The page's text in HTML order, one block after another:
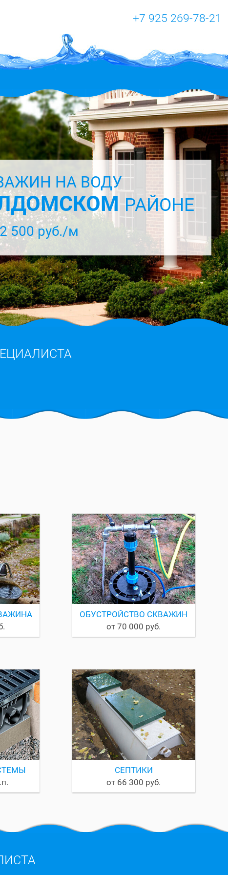
+7 925 269-78-21
НА ВОДУ
РАЙОНЕ
500 руб./м
ОБУСТРОЙСТВО СКВАЖИН
от 70 000 руб.
СЕПТИКИ
от 66 300 руб.